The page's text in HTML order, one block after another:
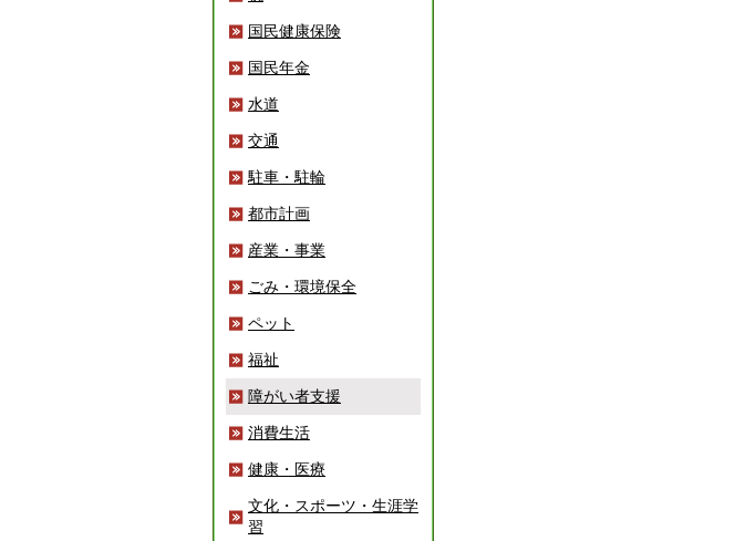
国民健康保険
国民年金
水道
交通
駐車・駐輪
都市計画
産業・事業
ごみ・環境保全
ペット
福祉
障がい者支援
消費生活
健康・医療
文化・スポーツ・生涯学
習